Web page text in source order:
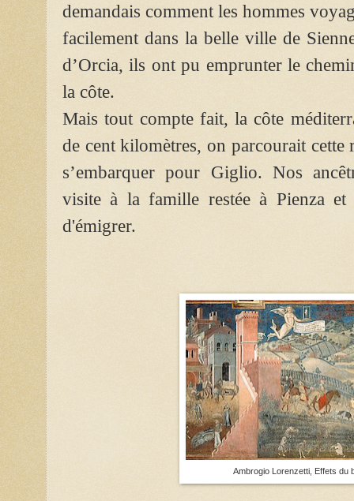
demandais comment les hommes
facilement dans la belle ville de
d’Orcia, ils ont pu emprunter le
la côte.
Mais tout compte fait, la côte
de cent kilomètres, on parcourait
s’embarquer pour Giglio. Nos
visite à la famille restée à Pienza et
d'émigrer.
Ambrogio Lorenzetti, Effets du